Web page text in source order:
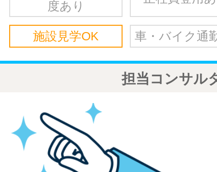
度あり
施設見学OK 車・バイク通
担当コンサル